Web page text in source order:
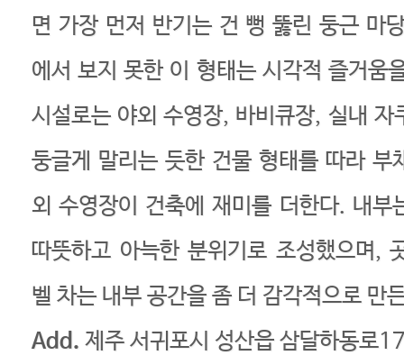
면 가장 먼저 반기는 건 뻥 뚫린 둥근 마
에서 보지 못한 이 형태는 시각적 즐거움
시설로는 야외 수영장, 바비큐장, 실내 자
둥글게 말리는 듯한 건물 형태를 따라 부
외 수영장이 건축에 재미를 더한다. 내부
따뜻하고 아늑한 분위기로 조성했으며,
벨 차는 내부 공간을 좀 더 감각적으로 만
Add. 제주 서귀포시 성산읍 삼달하동로